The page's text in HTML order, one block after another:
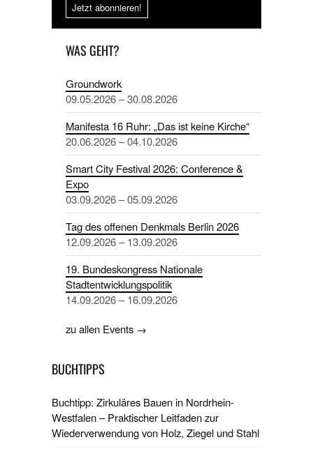
Jetzt abonnieren!
WAS GEHT?
Groundwork
09.05.2026 – 30.08.2026
Manifesta 16 Ruhr: „Das ist keine Kirche“
20.06.2026 – 04.10.2026
Smart City Festival 2026: Conference &
Expo
03.09.2026 – 05.09.2026
Tag des offenen Denkmals Berlin 2026
12.09.2026 – 13.09.2026
19. Bundeskongress Nationale
Stadtentwicklungspolitik
14.09.2026 – 16.09.2026
zu allen Events →
BUCHTIPPS
Buchtipp: Zirkuläres Bauen in Nordrhein-
Westfalen – Praktischer Leitfaden zur
Wiederverwendung von Holz, Ziegel und Stahl